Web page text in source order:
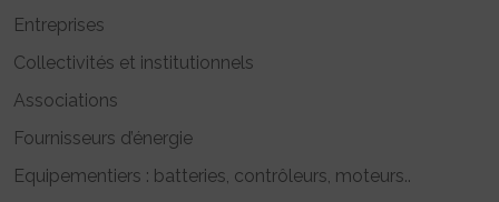
Entreprises
Collectivités et institutionnels
Associations
Fournisseurs d’énergie
Equipementiers : batteries, contrôleurs, moteurs..